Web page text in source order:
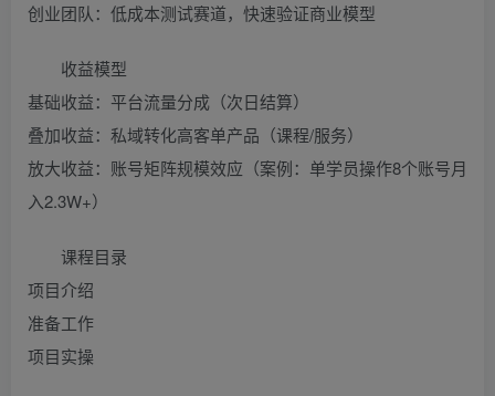
创业团队：低成本测试赛道，快速验证商业模型
收益模型
基础收益：平台流量分成（次日结算）
叠加收益：私域转化高客单产品（课程/服务）
放大收益：账号矩阵规模效应（案例：单学员操作8个账号月
入2.3W+）
课程目录
项目介绍
准备工作
项目实操